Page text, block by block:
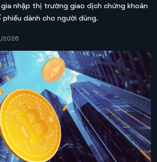
nhập thị trường giao dịch chứng khoán
dành cho người dùng.
2026